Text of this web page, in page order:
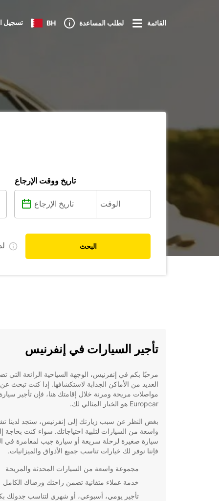
تسجيل BH لطلب المساعدة القائمة
تاريخ ووقت الإرجاع
البحث
تأجير السيارات في إنفرنيس
مرحبًا بكم في إنفرنيس، الوجهة السياحية الرائعة التي
العديد من الأماكن الجذابة لاستكشافها. إذا كنت تبحث
مواصلات مريحة ومرنة خلال إقامتك هنا، فإن تأجير
Europcar هو الخيار المثالي لك.
بغض النظر عن سبب زيارتك إلى إنفرنيس، ستجد لدينا
واسعة من السيارات لتلبية احتياجاتك. سواء كنت بحاجة
سيارة صغيرة لرحلة سريعة أو سيارة جيب لمغامرة في
فإننا نوفر لك خيارات تناسب جميع الأذواق والميزانيات.
مجموعة واسعة من السيارات المحدثة والمريحة
خدمة عملاء متفانية تضمن راحتك ورضاك الكامل
تأجير يومي، أسبوعي، أو شهري لتناسب جدولك